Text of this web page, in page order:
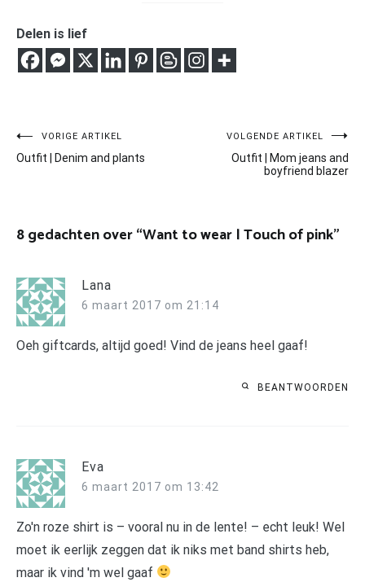
Delen is lief
Bericht
navigatie
VORIGE ARTIKEL
Outfit | Denim and plants
VOLGENDE ARTIKEL
Outfit | Mom jeans and
boyfriend blazer
8 gedachten over “Want to wear | Touch of pink”
Lana
6 maart 2017 om 21:14
Oeh giftcards, altijd goed! Vind de jeans heel gaaf!
BEANTWOORDEN
Eva
6 maart 2017 om 13:42
Zo'n roze shirt is – vooral nu in de lente! – echt leuk! Wel
moet ik eerlijk zeggen dat ik niks met band shirts heb,
maar ik vind 'm wel gaaf